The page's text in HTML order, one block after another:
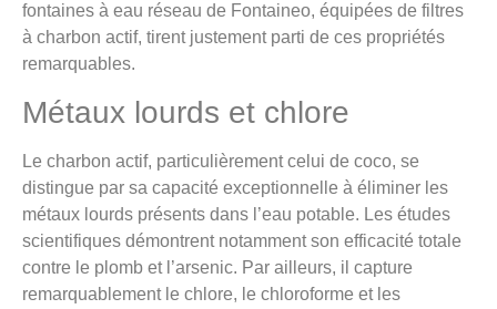
fontaines à eau réseau de Fontaineo, équipées de filtres
à charbon actif, tirent justement parti de ces propriétés
remarquables.
Métaux lourds et chlore
Le charbon actif, particulièrement celui de coco, se
distingue par sa capacité exceptionnelle à éliminer les
métaux lourds présents dans l’eau potable. Les études
scientifiques démontrent notamment son efficacité totale
contre le plomb et l’arsenic. Par ailleurs, il capture
remarquablement le chlore, le chloroforme et les